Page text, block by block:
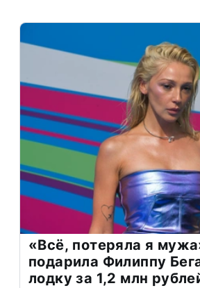
«Всё, потеряла я
подарила Филиппу
лодку за 1,2 млн